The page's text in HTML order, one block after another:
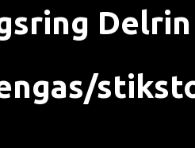
Delrin